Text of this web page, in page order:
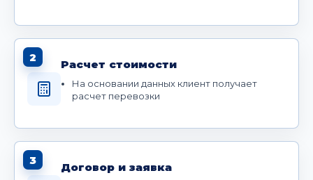
2
Расчет стоимости
На основании данных клиент получает
расчет перевозки
3
Договор и заявка